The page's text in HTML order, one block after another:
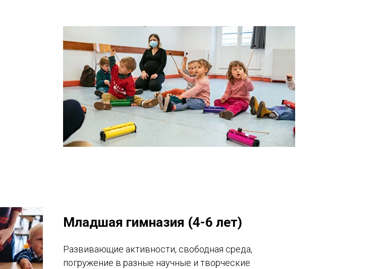
Младшая гимназия (4-6 лет)
Развивающие активности, свободная среда,
погружение в разные научные и творческие